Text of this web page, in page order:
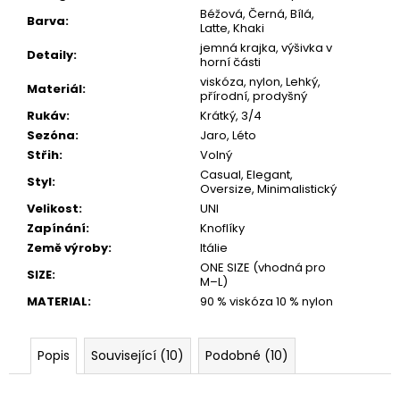
Barva:
Béžová, Černá, Bílá,
Latte, Khaki
Detaily:
jemná krajka, výšivka v
horní části
Materiál:
viskóza, nylon, Lehký,
přírodní, prodyšný
Rukáv:
Krátký, 3/4
Sezóna:
Jaro, Léto
Střih:
Volný
Styl:
Casual, Elegant,
Oversize, Minimalistický
Velikost:
UNI
Zapínání:
Knoflíky
Země výroby:
Itálie
SIZE:
ONE SIZE (vhodná pro
M–L)
MATERIAL: 90 % viskóza 10 % nylon
Popis Související (10) Podobné (10)